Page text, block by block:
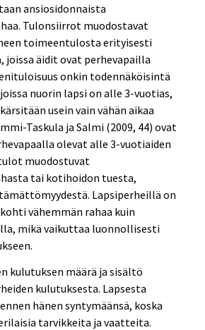
ansiosidonnaista
Tulonsiirrot muodostavat
toimeentulosta erityisesti
joissa äidit ovat perhevapailla
onkin todennäköisintä
nuorin lapsi on alle 3-vuotias,
usein vain vähän aikaa
Taskula ja Salmi (2009, 44) ovat
olevat alle 3-vuotiaiden
muodostuvat
tai kotihoidon tuesta,
Lapsiperheillä on
vähemmän rahaa kuin
mikä vaikuttaa luonnollisesti
kulutuksen määrä ja sisältö
kulutuksesta. Lapsesta
hänen syntymäänsä, koska
tarvikkeita ja vaatteita.